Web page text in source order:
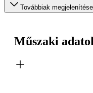
Továbbiak megjelenítése
Műszaki